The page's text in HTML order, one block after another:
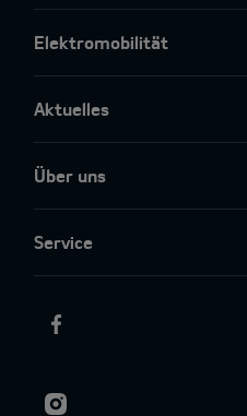
Elektromobilität
Aktuelles
Über uns
Service